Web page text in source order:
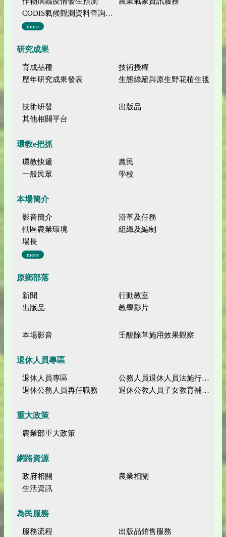
CODIS氣候觀測資料查詢服務
more
研究成果
育成品種
技術授權
歷年研究成果發表
生態綠籬與原生野花植生毯
技術研發
出版品
其他相關平台
環教e把抓
環教快遞
農民
一般民眾
學校
本場簡介
影音簡介
沿革及任務
轄區農業環境
組織及編制
場長
more
原鄉部落
新聞
行動教室
出版品
教學影片
本場影音 壬酸除草施用效果觀察
退休人員專區
退休人員專區
公務人員退休人員法施行細則
退休公務人員再任職務
退休公教人員子女教育補助規定
重大政策
農業部重大政策
網路資源
政府相關
農業相關
生活資訊
為民服務
服務流程
出版品銷售服務